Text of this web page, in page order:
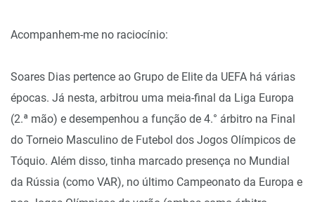
Acompanhem-me no raciocínio:
Soares Dias pertence ao Grupo de Elite da UEFA há várias
épocas. Já nesta, arbitrou uma meia-final da Liga Europa
(2.ª mão) e desempenhou a função de 4.° árbitro na Final
do Torneio Masculino de Futebol dos Jogos Olímpicos de
Tóquio. Além disso, tinha marcado presença no Mundial
da Rússia (como VAR), no último Campeonato da Europa e